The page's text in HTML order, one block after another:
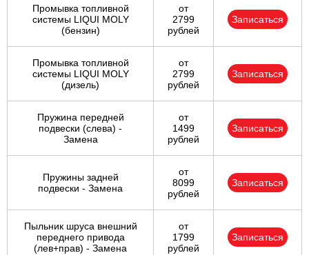
Промывка топливной
системы LIQUI MOLY
(бензин)
от
2799
рублей
Записаться
Промывка топливной
системы LIQUI MOLY
(дизель)
от
2799
рублей
Записаться
Пружина передней
подвески (слева) -
Замена
от
1499
рублей
Записаться
Пружины задней
подвески - Замена
от
8099
рублей
Записаться
Пыльник шруса внешний
переднего привода
(лев+прав) - Замена
от
1799
рублей
Записаться